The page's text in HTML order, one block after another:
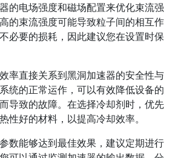
的电场强度和磁场配置来优化束流强
的束流强度可能导致粒子间的相互作
必要的损耗，因此建议您在设置时保
率直接关系到黑洞加速器的安全性与
统的正常运作，可以有效降低设备的
导致的故障。在选择冷却剂时，优先
性好的材料，以提高冷却效率。
数能够达到最佳效果，建议定期进行